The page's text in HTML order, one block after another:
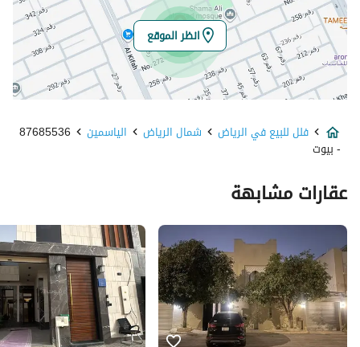
خط الطول
46.63179103498545
تفاصيل العقار
نوع الإعلان
للبيع
استخدام العقار
-
السعر
المساحة
377
عدد الغرف
5
خدمات العقار
انظر الموقع
فلل للبيع في الرياض شمال الرياض الياسمين 87685536
- بيوت
عقارات مشابهة